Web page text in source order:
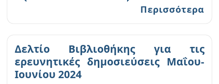
Περισσότερα
Δελτίο Βιβλιοθήκης για τις
ερευνητικές δημοσιεύσεις Μαΐου-
Ιουνίου 2024